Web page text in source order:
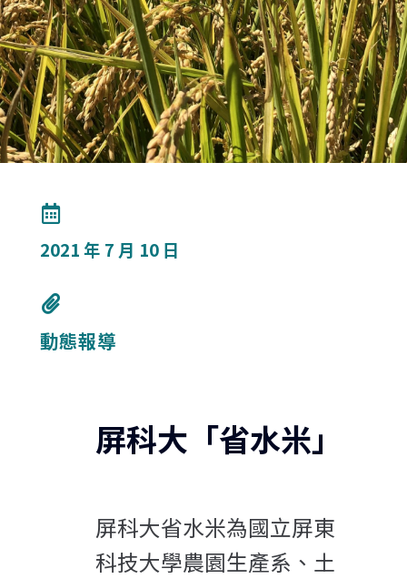
2021 年 7 月 10 日
動態報導
屏科大「省水米」
屏科大省水米為國立屏東
科技大學農園生產系、土